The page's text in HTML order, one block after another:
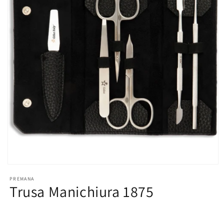
1
in
modal
PREMANA
Trusa Manichiura 1875